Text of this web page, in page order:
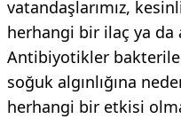
vatandaşlarımız,
herhangi bir ilaç ya da
Antibiyotikler
soğuk algınlığına
herhangi bir etkisi